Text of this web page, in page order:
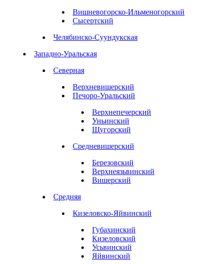
Вишневогорско-Ильменогорский
Сысертский
Челябинско-Суундукская
Западно-Уральская
Северная
Верхневишерский
Печоро-Уральский
Верхнепечерский
Уньинский
Щугорский
Средневишерский
Березовский
Верхнеязьвинский
Вишерский
Средняя
Кизеловско-Яйвинский
Губахинский
Кизеловский
Усьвинский
Яйвинский